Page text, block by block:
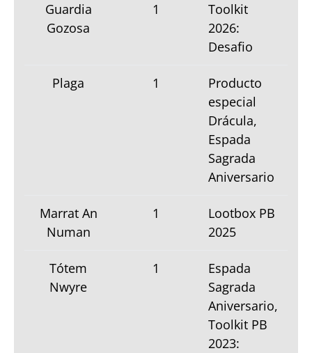
Guardia
Gozosa
1
Toolkit
2026:
Desafio
Plaga 1
Producto
especial
Drácula,
Espada
Sagrada
Aniversario
Marrat An
Numan
1
Lootbox PB
2025
Tótem
Nwyre
1
Espada
Sagrada
Aniversario,
Toolkit PB
2023: